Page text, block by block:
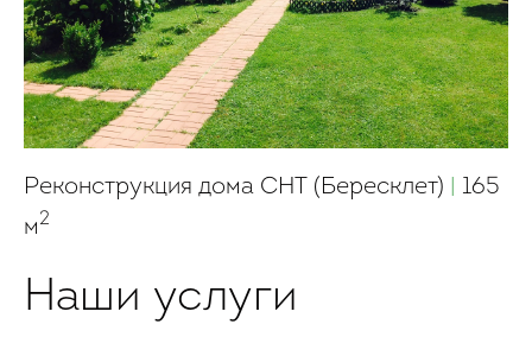
Реконструкция дома СНТ (Бересклет)
165
м2
Наши услуги